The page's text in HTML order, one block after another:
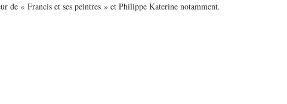
de « Francis et ses peintres » et Philippe Katerine notamment.